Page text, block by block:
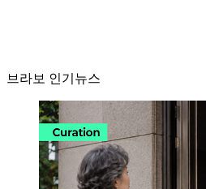
브라보 인기뉴스